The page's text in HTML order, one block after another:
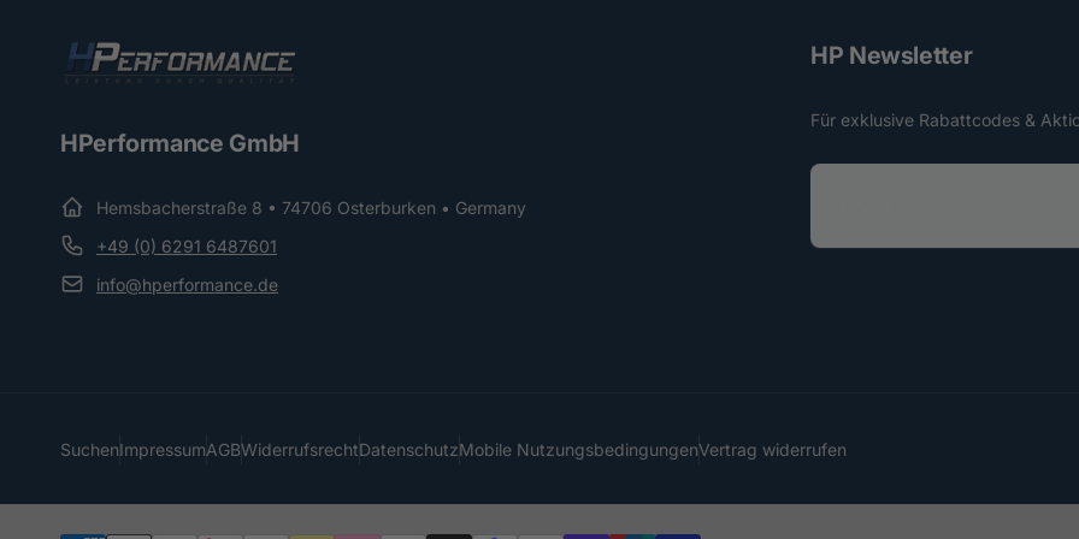
HPerformance GmbH
Hemsbacherstraße 8 • 74706 Osterburken • Germany
+49 (0) 6291 6487601
info@hperformance.de
HP Newsletter
Für exklusive Rabattcodes &
E
SuchenImpressumAGBWiderrufsrechtDatenschutzMobile NutzungsbedingungenVertrag widerrufen